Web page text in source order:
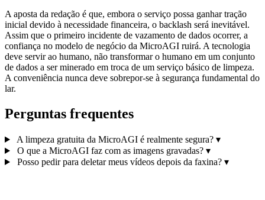
A aposta da redação é que, embora o serviço possa ganhar tração
inicial devido à necessidade financeira, o backlash será inevitável.
Assim que o primeiro incidente de vazamento de dados ocorrer, a
confiança no modelo de negócio da MicroAGI ruirá. A tecnologia
deve servir ao humano, não transformar o humano em um conjunto
de dados a ser minerado em troca de um serviço básico de limpeza.
A conveniência nunca deve sobrepor-se à segurança fundamental do
lar.
Perguntas frequentes
A limpeza gratuita da MicroAGI é realmente segura? ▾
O que a MicroAGI faz com as imagens gravadas? ▾
Posso pedir para deletar meus vídeos depois da faxina? ▾